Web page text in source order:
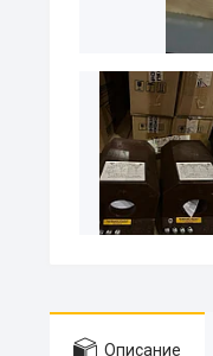
Описание